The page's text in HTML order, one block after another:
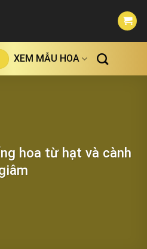
XEM MẪU HOA
hoa từ hạt và cành